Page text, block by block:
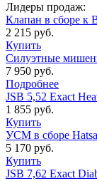
Лидеры продаж:
Клапан в сборе к
2 215 руб.
Купить
Силуэтные
7 950 руб.
Подробнее
JSB 5,52 Exact
1 855 руб.
Купить
УСМ в сборе
5 170 руб.
Купить
JSB 7,62 Exact